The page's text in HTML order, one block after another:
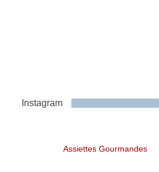
Instagram
Assiettes Gourmandes